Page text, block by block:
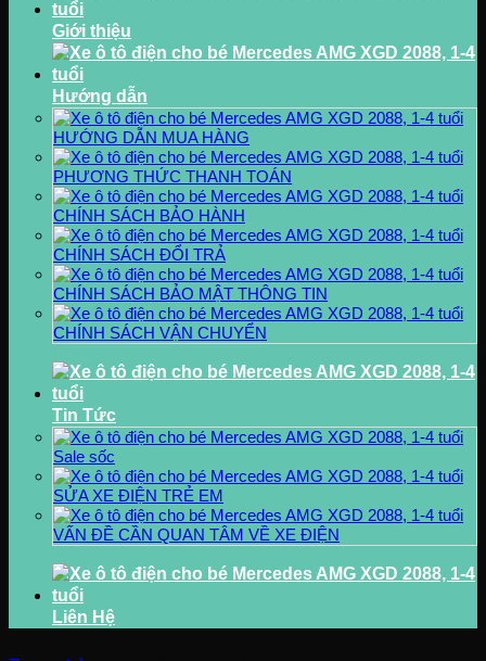
Giới thiệu
Hướng dẫn
HƯỚNG DẪN MUA HÀNG
PHƯƠNG THỨC THANH TOÁN
CHÍNH SÁCH BẢO HÀNH
CHÍNH SÁCH ĐỔI TRẢ
CHÍNH SÁCH BẢO MẬT THÔNG TIN
CHÍNH SÁCH VẬN CHUYỂN
Tin Tức
Sale sốc
SỬA XE ĐIỆN TRẺ EM
VẤN ĐỀ CẦN QUAN TÂM VỀ XE ĐIỆN
Liên Hệ